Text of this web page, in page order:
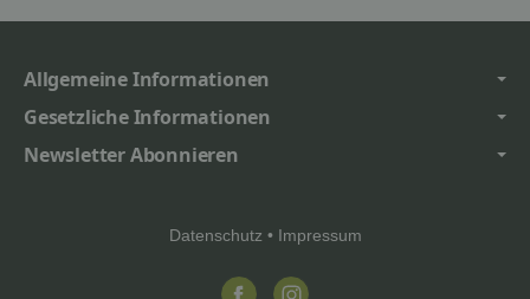
Allgemeine Informationen
Gesetzliche Informationen
Newsletter Abonnieren
Datenschutz • Impressum